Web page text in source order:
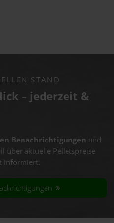
STAND
– jederzeit &
Benachrichtigungen und
über aktuelle Pelletspreise
informiert.